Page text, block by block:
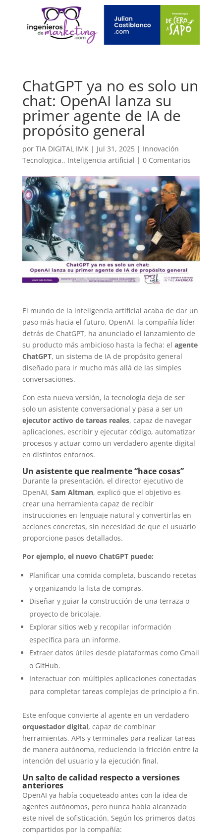
ChatGPT ya no es solo un
chat: OpenAI lanza su
primer agente de IA de
propósito general
por TIA DIGITAL IMK | Jul 31, 2025| Innovación
Tecnologica,, Inteligencia artificial | 0 Comentarios
El mundo de la inteligencia artificial acaba de dar un
paso más hacia el futuro. OpenAI, la compañía líder
detrás de ChatGPT, ha anunciado el lanzamiento de
su producto más ambicioso hasta la fecha: el agente
ChatGPT, un sistema de IA de propósito general
diseñado para ir mucho más allá de las simples
conversaciones.
Con esta nueva versión, la tecnología deja de ser
solo un asistente conversacional y pasa a ser un
ejecutor activo de tareas reales, capaz de navegar
aplicaciones, escribir y ejecutar código, automatizar
procesos y actuar como un verdadero agente digital
en distintos entornos.
Un asistente que realmente “hace cosas”
Durante la presentación, el director ejecutivo de
OpenAI, Sam Altman, explicó que el objetivo es
crear una herramienta capaz de recibir
instrucciones en lenguaje natural y convertirlas en
acciones concretas, sin necesidad de que el usuario
proporcione pasos detallados.
Por ejemplo, el nuevo ChatGPT puede:
Planificar una comida completa, buscando recetas
y organizando la lista de compras.
Diseñar y guiar la construcción de una terraza o
proyecto de bricolaje.
Explorar sitios web y recopilar información
específica para un informe.
Extraer datos útiles desde plataformas como Gmail
o GitHub.
Interactuar con múltiples aplicaciones conectadas
para completar tareas complejas de principio a fin.
Este enfoque convierte al agente en un verdadero
orquestador digital, capaz de combinar
herramientas, APIs y terminales para realizar tareas
de manera autónoma, reduciendo la fricción entre la
intención del usuario y la ejecución final.
Un salto de calidad respecto a versiones
anteriores
OpenAI ya había coqueteado antes con la idea de
agentes autónomos, pero nunca había alcanzado
este nivel de sofisticación. Según los primeros datos
compartidos por la compañía: